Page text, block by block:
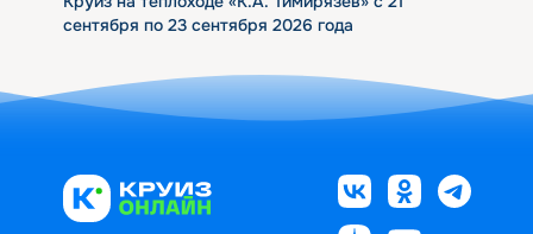
сентября по 23 сентября 2026 года